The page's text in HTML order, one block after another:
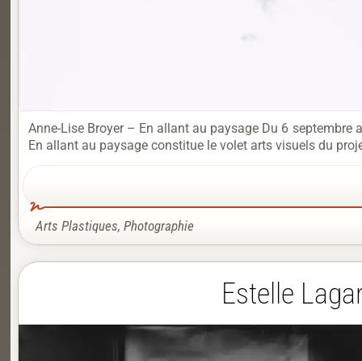
Anne-Lise Broyer – En allant au paysage Du 6 septembre
En allant au paysage constitue le volet arts visuels du
Arts Plastiques, Photographie
Estelle